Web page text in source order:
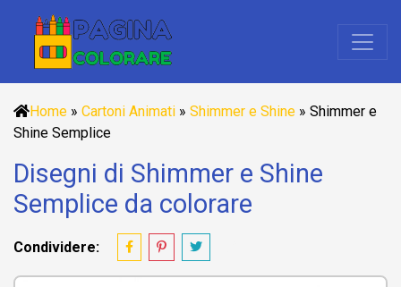
Home » Cartoni Animati » Shimmer e Shine » Shimmer e
Shine Semplice
Disegni di Shimmer e Shine
Semplice da colorare
Condividere: